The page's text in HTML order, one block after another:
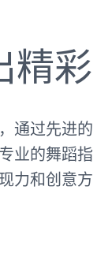
精彩
通过先进的
业的舞蹈指
力和创意方